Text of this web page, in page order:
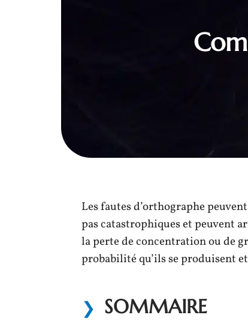
Les fautes d’orthographe
pas catastrophiques et peuvent
la perte de concentration ou de
probabilité qu’ils se produisent
SOMMAIRE